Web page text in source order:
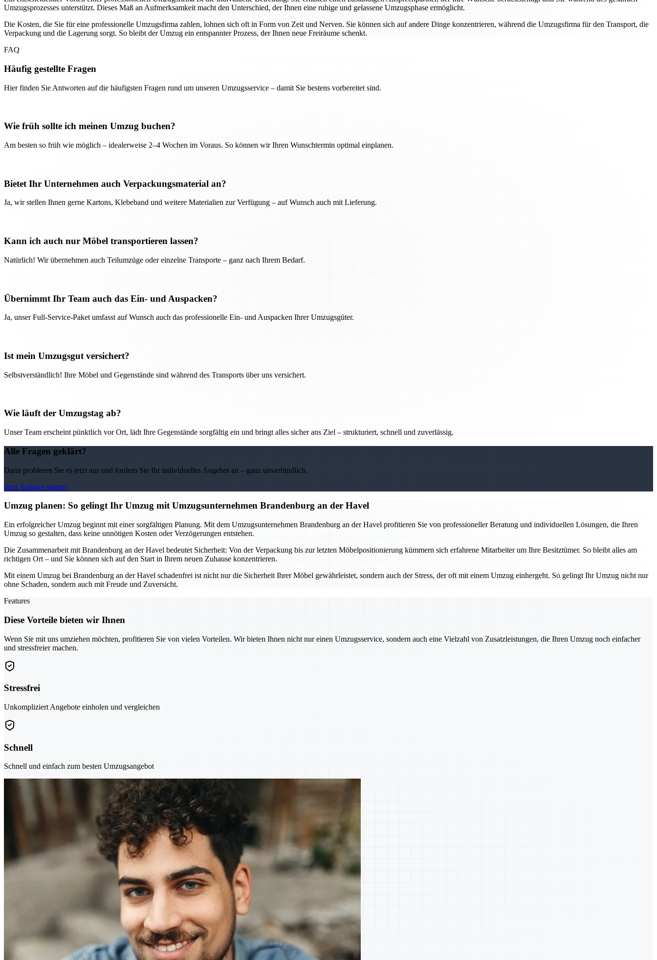
Umzugsprozesses unterstützt. Dieses Maß an Aufmerksamkeit macht den Unterschied, der Ihnen eine ruhige und gelassene Umzugsphase ermöglicht.
Die Kosten, die Sie für eine professionelle Umzugsfirma zahlen, lohnen sich oft in Form von Zeit und Nerven. Sie können sich auf andere Dinge konzentrieren, während die Umzugsfirma für den Transport, die
Verpackung und die Lagerung sorgt. So bleibt der Umzug ein entspannter Prozess, der Ihnen neue Freiräume schenkt.
FAQ
Häufig gestellte Fragen
Hier finden Sie Antworten auf die häufigsten Fragen rund um unseren Umzugsservice – damit Sie bestens vorbereitet sind.
Wie früh sollte ich meinen Umzug buchen?
Am besten so früh wie möglich – idealerweise 2–4 Wochen im Voraus. So können wir Ihren Wunschtermin optimal einplanen.
Bietet Ihr Unternehmen auch Verpackungsmaterial an?
Ja, wir stellen Ihnen gerne Kartons, Klebeband und weitere Materialien zur Verfügung – auf Wunsch auch mit Lieferung.
Kann ich auch nur Möbel transportieren lassen?
Natürlich! Wir übernehmen auch Teilumzüge oder einzelne Transporte – ganz nach Ihrem Bedarf.
Übernimmt Ihr Team auch das Ein- und Auspacken?
Ja, unser Full-Service-Paket umfasst auf Wunsch auch das professionelle Ein- und Auspacken Ihrer Umzugsgüter.
Ist mein Umzugsgut versichert?
Selbstverständlich! Ihre Möbel und Gegenstände sind während des Transports über uns versichert.
Wie läuft der Umzugstag ab?
Unser Team erscheint pünktlich vor Ort, lädt Ihre Gegenstände sorgfältig ein und bringt alles sicher ans Ziel – strukturiert, schnell und zuverlässig.
Alle Fragen geklärt?
Dann probieren Sie es jetzt aus und fordern Sie Ihr individuelles Angebot an – ganz unverbindlich.
Jetzt Anfrage starten
Umzug planen: So gelingt Ihr Umzug mit Umzugsunternehmen Brandenburg an der Havel
Ein erfolgreicher Umzug beginnt mit einer sorgfältigen Planung. Mit dem Umzugsunternehmen Brandenburg an der Havel profitieren Sie von professioneller Beratung und individuellen Lösungen, die Ihren
Umzug so gestalten, dass keine unnötigen Kosten oder Verzögerungen entstehen.
Die Zusammenarbeit mit Brandenburg an der Havel bedeutet Sicherheit: Von der Verpackung bis zur letzten Möbelpositionierung kümmern sich erfahrene Mitarbeiter um Ihre Besitztümer. So bleibt alles am
richtigen Ort – und Sie können sich auf den Start in Ihrem neuen Zuhause konzentrieren.
Mit einem Umzug bei Brandenburg an der Havel schadenfrei ist nicht nur die Sicherheit Ihrer Möbel gewährleistet, sondern auch der Stress, der oft mit einem Umzug einhergeht. So gelingt Ihr Umzug nicht nur
ohne Schaden, sondern auch mit Freude und Zuversicht.
Features
Diese Vorteile bieten wir Ihnen
Wenn Sie mit uns umziehen möchten, profitieren Sie von vielen Vorteilen. Wir bieten Ihnen nicht nur einen Umzugsservice, sondern auch eine Vielzahl von Zusatzleistungen, die Ihren Umzug noch einfacher
und stressfreier machen.
Stressfrei
Unkompliziert Angebote einholen und vergleichen
Schnell
Schnell und einfach zum besten Umzugsangebot